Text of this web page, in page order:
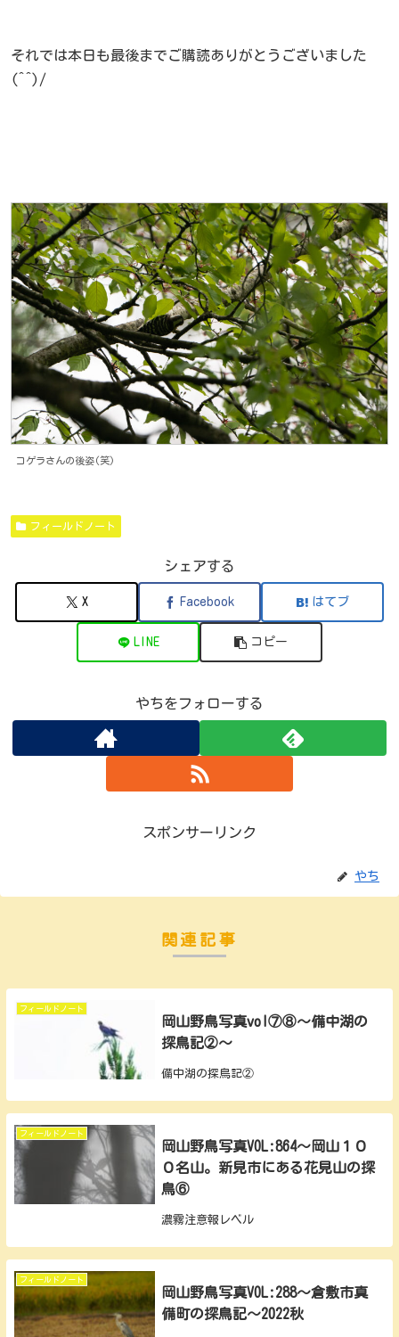
それでは本日も最後までご購読ありがとうございました
(^^)/
コゲラさんの後姿(笑)
フィールドノート
シェアする
X Facebook はてブ
LINE コピー
やちをフォローする
スポンサーリンク
やち
関連記事
フィールドノート
岡山野鳥写真vol⑦⑧～備中湖の
探鳥記②～
備中湖の探鳥記②
フィールドノート
岡山野鳥写真VOL:864～岡山１０
０名山。新見市にある花見山の探
鳥⑥
濃霧注意報レベル
フィールドノート
岡山野鳥写真VOL:288～倉敷市真
備町の探鳥記～2022秋